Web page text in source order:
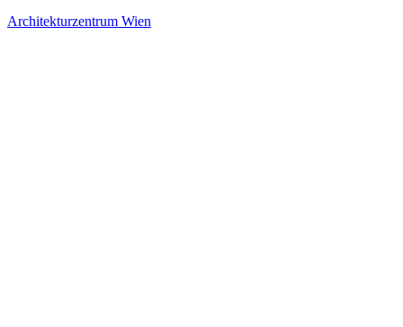
Architekturzentrum Wien